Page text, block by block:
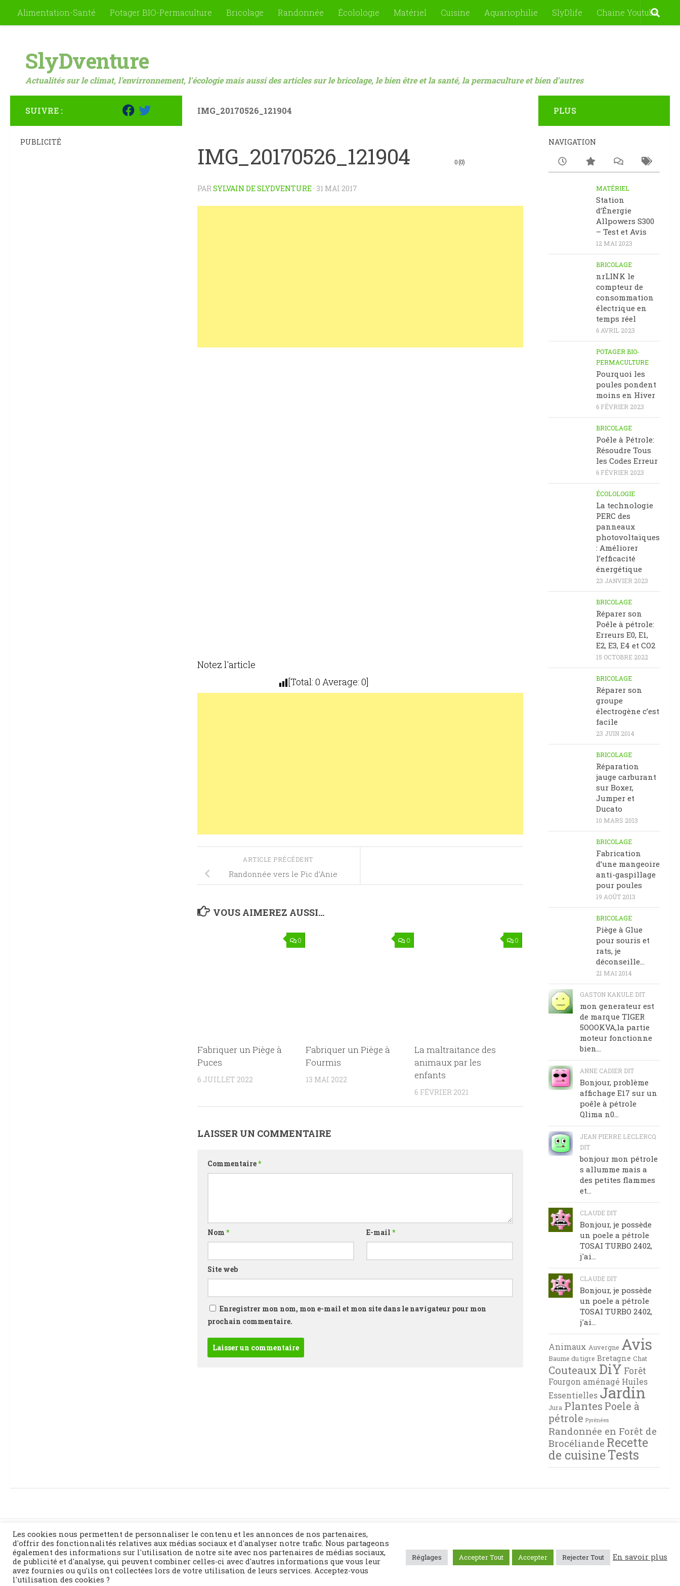
Skip to content
Alimentation-Santé Potager BIO-Permaculture Bricolage Randonnée Écolologie Matériel Cuisine Aquariophilie SlyDlife Chaine Youtube
SlyDventure
Actualités sur le climat, l'envirronnement, l'écologie mais aussi des articles sur le bricolage, le bien être et la santé, la permaculture et bien d'autres
IMG_20170526_121904
IMG_20170526_121904 0 (0)
PARSYLVAIN DE SLYDVENTURE · 31 MAI 2017
Notez l'article
[Total: 0 Average: 0]
ARTICLE PRÉCÉDENT
Randonnée vers le Pic d’Anie
VOUS AIMEREZ AUSSI...
0
Fabriquer un Piège à
Puces
6 JUILLET 2022
0
Fabriquer un Piège à
Fourmis
13 MAI 2022
0
La maltraitance des
animaux par les
enfants
6 FÉVRIER 2021
LAISSER UN COMMENTAIRE
Commentaire*
Nom * E-mail*
Site web
Enregistrer mon nom, mon e-mail et mon site dans le navigateur pour mon
prochain commentaire.
SUIVRE :
PUBLICITÉ
PLUS
NAVIGATION
MATÉRIEL
Station
d’Énergie
Allpowers S300
– Test et Avis
12 MAI 2023
BRICOLAGE
nrLINK le
compteur de
consommation
électrique en
temps réel
6 AVRIL 2023
POTAGER BIO-
PERMACULTURE
Pourquoi les
poules pondent
moins en Hiver
6 FÉVRIER 2023
BRICOLAGE
Poêle à Pétrole:
Résoudre Tous
les Codes Erreur
6 FÉVRIER 2023
ÉCOLOLOGIE
La technologie
PERC des
panneaux
photovoltaïques
: Améliorer
l’efficacité
énergétique
23 JANVIER 2023
BRICOLAGE
Réparer son
Poêle à pétrole:
Erreurs E0, E1,
E2, E3, E4 et CO2
15 OCTOBRE 2022
BRICOLAGE
Réparer son
groupe
électrogène c’est
facile
23 JUIN 2014
BRICOLAGE
Réparation
jauge carburant
sur Boxer,
Jumper et
Ducato
10 MARS 2013
BRICOLAGE
Fabrication
d’une mangeoire
anti-gaspillage
pour poules
19 AOÛT 2013
BRICOLAGE
Piège à Glue
pour souris et
rats, je
déconseille…
21 MAI 2014
GASTON KAKULE DIT
mon generateur est
de marque TIGER
5OOOKVA,la partie
moteur fonctionne
bien...
ANNE CADIER DIT
Bonjour, problème
affichage E17 sur un
poêle à pétrole
Qlima n0...
JEAN PIERRE LECLERCQ
DIT
bonjour mon pétrole
s allumme mais a
des petites flammes
et...
CLAUDE DIT
Bonjour, je possède
un poele a pétrole
TOSAI TURBO 2402,
j'ai...
CLAUDE DIT
Bonjour, je possède
un poele a pétrole
TOSAI TURBO 2402,
j'ai...
Animaux Auvergne Avis
Baume du tigre Bretagne Chat
Couteaux DiY Forêt
Fourgon aménagé Huiles
Essentielles Jardin
Jura Plantes Poele à
pétrole Pyrénées
Randonnée en Forêt de
Brocéliande Recette
de cuisineTests
Politique de confidentialité
Fièrement propulsé par - Conçu parThème Hueman
Les cookies nous permettent de personnaliser le contenu et les annonces de nos partenaires,
d'offrir des fonctionnalités relatives aux médias sociaux et d'analyser notre trafic. Nous partageons
également des informations sur l'utilisation de notre site avec nos partenaires de médias sociaux,
de publicité et d'analyse, qui peuvent combiner celles-ci avec d'autres informations que vous leur
avez fournies ou qu'ils ont collectées lors de votre utilisation de leurs services. Acceptez-vous
l'utilisation des cookies ?
Réglages Accepter Tout Accepter Rejecter Tout En savoir plus